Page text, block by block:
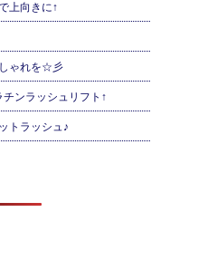
上向きに↑
ゃれを☆彡
ンラッシュリフト↑
トラッシュ♪